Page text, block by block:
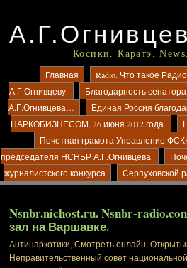
Косики. Каратэ.
Главная Radio. Что такое
А.Г.Огнивцеву.
Благодарность
А.Г.Огнивцева…
Единая Россия
НАРКОБИЗНЕСОМ. 26 июня 2012 года.
Почетная грамота Управление
председателя НСНБР А.Г.Огнивцева.
журналистского конкурса
Серпуховской
Nsnbr.nichost.ru. Nsnbr-
зал на Варшавке.
Антинаркотики, Смотреть онлайн,
Неправительственный совет